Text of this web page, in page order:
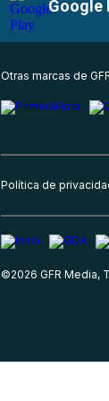
Google
Otras marcas de
Política de
©2026 GFR Media,